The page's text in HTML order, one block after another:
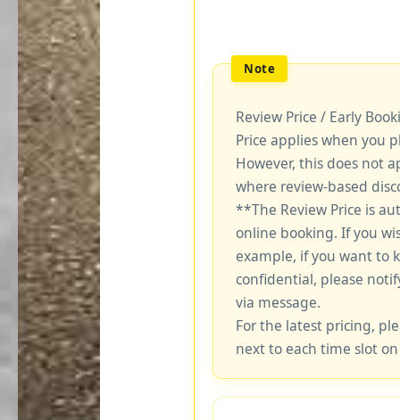
Review Price / Early
Price applies when you
However, this does not
where review-based
**The Review Price is
online booking. If you
example, if you want to
confidential, please
via message.
For the latest pricing,
next to each time slot